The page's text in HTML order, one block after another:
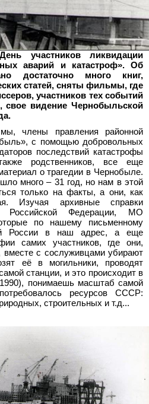
участников ликвидации
аварий и катастроф». Об
достаточно много книг,
статей, сняты фильмы, где
участников тех событий
свое видение Чернобыльской
члены правления районной
с помощью добровольных
последствий катастрофы
родственников, все еще
о трагедии в Чернобыле.
много – 31 год, но нам в этой
только на факты, а они, как
Изучая архивные справки
Российской Федерации, МО
по нашему письменному
России в наш адрес, а еще
самих участников, где они,
вместе с сослуживцами убирают
её в могильники, проводят
станции, и это происходит в
понимаешь масштаб самой
ресурсов СССР:
строительных и т.д...